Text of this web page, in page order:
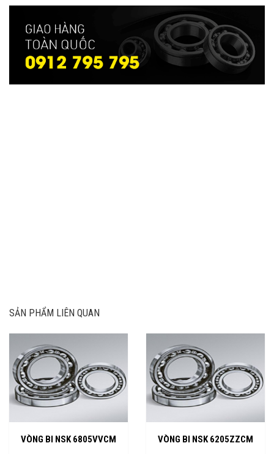
SẢN PHẨM LIÊN QUAN
VÒNG BI NSK 6805VVCM VÒNG BI NSK 6205ZZCM